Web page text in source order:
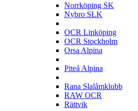
Norrköping SK
Nybro SLK
OCR Linköping
OCR Stockholm
Orsa Alpina
Piteå Alpina
Rana Slalåmklubb
RAW OCR
Rättvik